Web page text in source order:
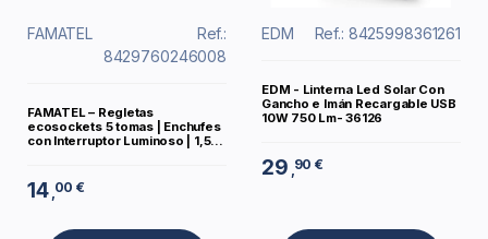
FAMATEL
Ref.:
8429760246008
FAMATEL – Regletas
ecosockets 5 tomas | Enchufes
con Interruptor Luminoso | 1,5...
14 ,00 €
EDM Ref.: 8425998361261
EDM - Linterna Led Solar Con
Gancho e Imán Recargable USB
10W 750 Lm- 36126
29 ,90 €